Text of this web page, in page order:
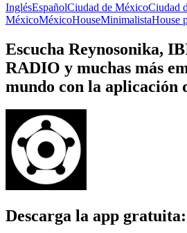
InglésEspañolCiudad de MéxicoCiudad
MéxicoMéxicoHouseMinimalistaHouse
Escucha Reynosonika,
RADIO y muchas más
mundo con la aplicación
Descarga la app